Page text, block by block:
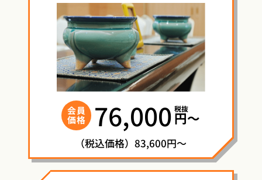
会員
価格 76,000 税抜
円〜
（税込価格）83,600円～